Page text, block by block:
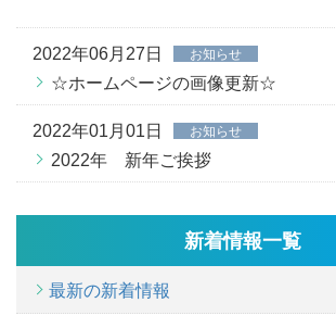
2022年06月27日 お知らせ
☆ホームページの画像更新☆
2022年01月01日 お知らせ
2022年 新年ご挨拶
新着情報一覧
最新の新着情報